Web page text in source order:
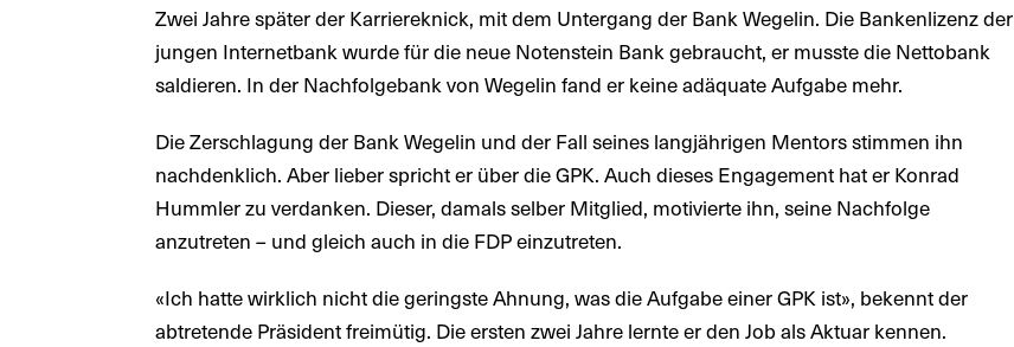
Zwei Jahre später der Karriereknick, mit dem Untergang der Bank Wegelin. Die Bankenlizenz der
jungen Internetbank wurde für die neue Notenstein Bank gebraucht, er musste die Nettobank
saldieren. In der Nachfolgebank von Wegelin fand er keine adäquate Aufgabe mehr.
Die Zerschlagung der Bank Wegelin und der Fall seines langjährigen Mentors stimmen ihn
nachdenklich. Aber lieber spricht er über die GPK. Auch dieses Engagement hat er Konrad
Hummler zu verdanken. Dieser, damals selber Mitglied, motivierte ihn, seine Nachfolge
anzutreten – und gleich auch in die FDP einzutreten.
«Ich hatte wirklich nicht die geringste Ahnung, was die Aufgabe einer GPK ist», bekennt der
abtretende Präsident freimütig. Die ersten zwei Jahre lernte er den Job als Aktuar kennen.